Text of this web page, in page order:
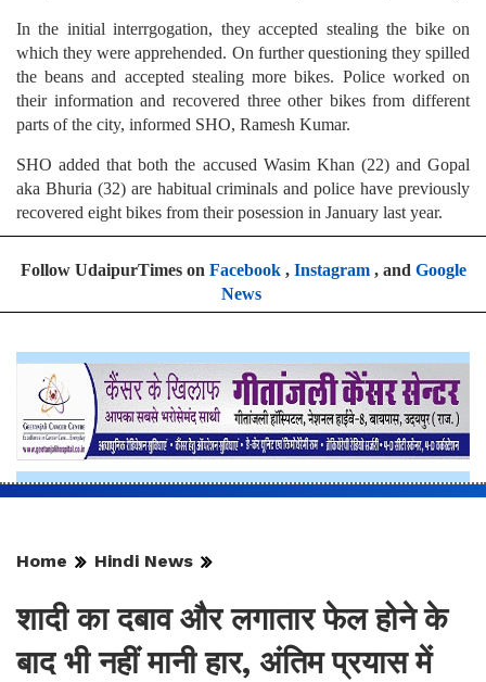
In the initial interrgogation, they accepted stealing the bike on
which they were apprehended. On further questioning they spilled
the beans and accepted stealing more bikes. Police worked on
their information and recovered three other bikes from different
parts of the city, informed SHO, Ramesh Kumar.
SHO added that both the accused Wasim Khan (22) and Gopal
aka Bhuria (32) are habitual criminals and police have previously
recovered eight bikes from their posession in January last year.
Follow UdaipurTimes on Facebook, Instagram, and Google
News
Home Hindi News
शादी का दबाव और लगातार फेल होने के
बाद भी नहीं मानी हार, अंतिम प्रयास में